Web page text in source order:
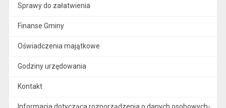
Sprawy do załatwienia
Finanse Gminy
Oświadczenia majątkowe
Godziny urzędowania
Kontakt
Informacja dotycząca rozporządzenia o danych osobowych-